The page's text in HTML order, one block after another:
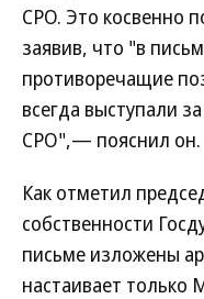
СРО. Это косвенно
заявив, что "в
противоречащие
всегда выступали
СРО",— пояснил он.
Как отметил
собственности
письме изложены
настаивает